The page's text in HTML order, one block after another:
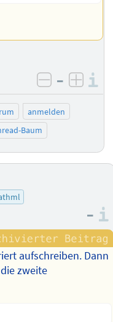
negativ
–
anmelden
Baum
–
aufschreiben. Dann
zweite